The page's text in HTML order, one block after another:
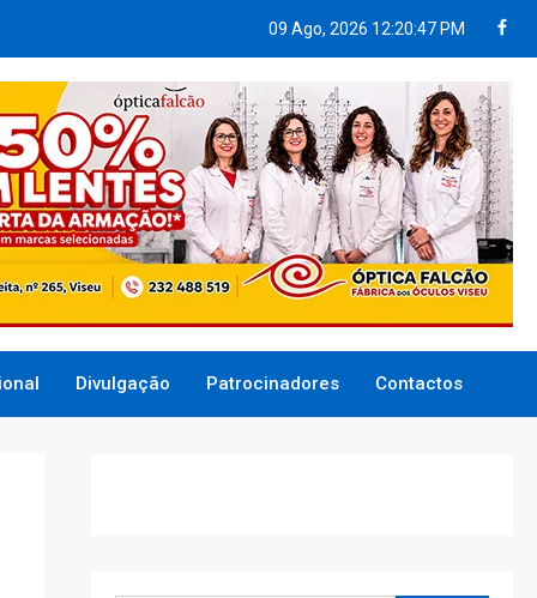
09 Ago, 2026 12:20:48 PM
Divulgação Patrocinadores Contactos